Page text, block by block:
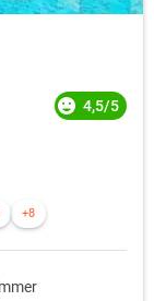
4,5/5
+8